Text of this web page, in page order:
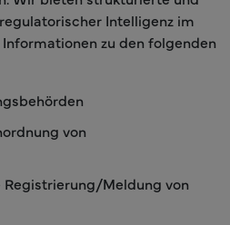
Intelligenz im
zu den folgenden
von
Meldung von